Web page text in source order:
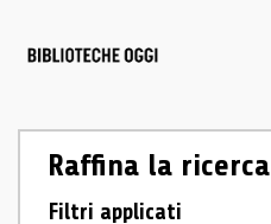
Raffina la ricerca
Filtri applicati